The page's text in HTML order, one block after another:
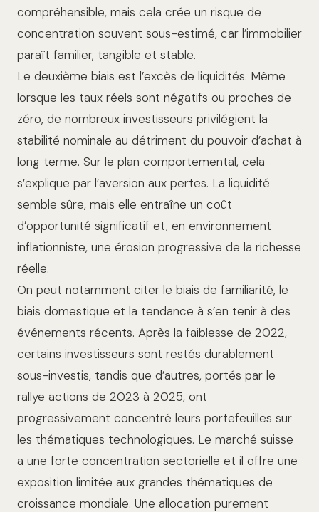
compréhensible, mais cela crée un risque de
concentration souvent sous-estimé, car l’immobilier
paraît familier, tangible et stable.
Le deuxième biais est l’excès de liquidités. Même
lorsque les taux réels sont négatifs ou proches de
zéro, de nombreux investisseurs privilégient la
stabilité nominale au détriment du pouvoir d’achat à
long terme. Sur le plan comportemental, cela
s’explique par l’aversion aux pertes. La liquidité
semble sûre, mais elle entraîne un coût
d’opportunité significatif et, en environnement
inflationniste, une érosion progressive de la richesse
réelle.
On peut notamment citer le biais de familiarité, le
biais domestique et la tendance à s’en tenir à des
événements récents. Après la faiblesse de 2022,
certains investisseurs sont restés durablement
sous-investis, tandis que d’autres, portés par le
rallye actions de 2023 à 2025, ont
progressivement concentré leurs portefeuilles sur
les thématiques technologiques. Le marché suisse
a une forte concentration sectorielle et il offre une
exposition limitée aux grandes thématiques de
croissance mondiale. Une allocation purement